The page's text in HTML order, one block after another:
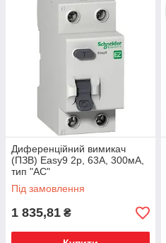
Диференційний вимикач
(ПЗВ) Easy9 2p, 63А, 300мА,
тип "АС"
Під замовлення
1 835,81 ₴